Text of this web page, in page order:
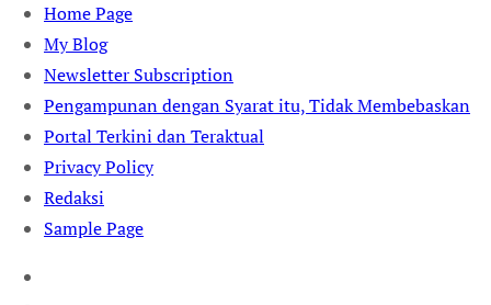
Home Page
My Blog
Newsletter Subscription
Pengampunan dengan Syarat itu, Tidak Membebaskan
Portal Terkini dan Teraktual
Privacy Policy
Redaksi
Sample Page